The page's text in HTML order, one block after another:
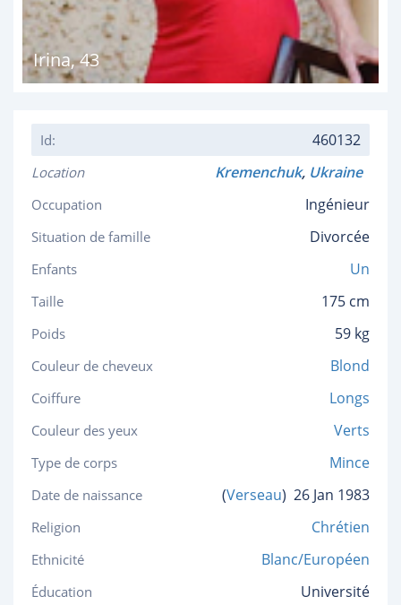
Irina,43
Id: 460132
Location Kremenchuk, Ukraine
Occupation Ingénieur
Situation de famille Divorcée
Enfants Un
Taille 175 cm
Poids 59 kg
Couleur de cheveux Blond
Coiffure Longs
Couleur des yeux Verts
Type de corps Mince
Date de naissance (Verseau) 26 Jan 1983
Religion Chrétien
Ethnicité Blanc/Européen
Éducation Université